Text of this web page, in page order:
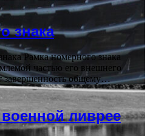
знака
Рамка номерного знака
частью его внешнего
завершенность общему…
ливрее